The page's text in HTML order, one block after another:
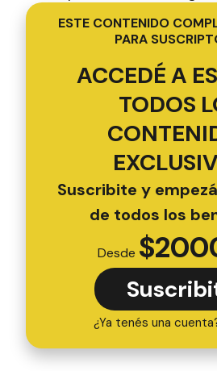
ESTE CONTENIDO
PARA
ACCEDÉ A
TODOS
Suscribite y
de todos los
Desde $
¿Ya tenés una